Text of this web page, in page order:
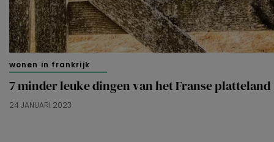
wonen in frankrijk
7 minder leuke dingen van het Franse platteland
24 JANUARI 2023